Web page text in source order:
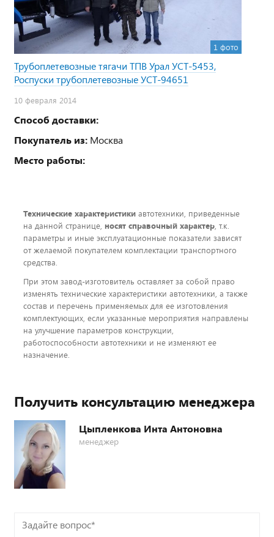
1 фото
Трубоплетевозные тягачи ТПВ Урал УСТ-5453,
Роспуски трубоплетевозные УСТ-94651
10 февраля 2014
Способ доставки:
Покупатель из: Москва
Место работы:
Технические характеристики автотехники, приведенные
на данной странице, носят справочный характер, т.к.
параметры и иные эксплуатационные показатели зависят
от желаемой покупателем комплектации транспортного
средства.
При этом завод-изготовитель оставляет за собой право
изменять технические характеристики автотехники, а также
состав и перечень применяемых для ее изготовления
комплектующих, если указанные мероприятия направлены
на улучшение параметров конструкции,
работоспособности автотехники и не изменяют ее
назначение.
Получить консультацию менеджера
Цыпленкова Инта Антоновна
менеджер
Задайте